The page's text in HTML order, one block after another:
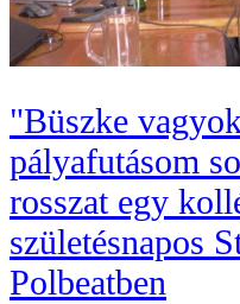
"Büszke
pályafutásom
rosszat egy
születésnapos
Polbeatben